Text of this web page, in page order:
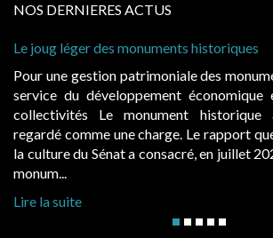
NOS DERNIERES ACTUS
Le joug léger des monuments historiques
Pour une gestion patrimoniale des
service du développement
collectivités Le monument
regardé comme une charge. Le rapport
la culture du Sénat a consacré, en juillet
monum...
Lire la suite